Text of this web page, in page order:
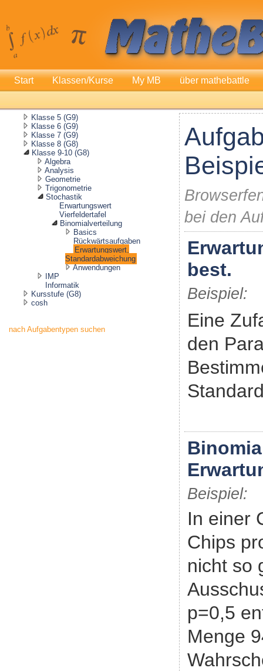
Start Klassen/Kurse My MB über mathebattle
Klasse 5 (G9)
Klasse 6 (G9)
Klasse 7 (G9)
Klasse 8 (G8)
Klasse 9-10 (G8)
Algebra
Analysis
Geometrie
Trigonometrie
Stochastik
Erwartungswert
Vierfeldertafel
Binomialverteilung
Basics
Rückwärtsaufgaben
Erwartungswert,
Standardabweichung
Anwendungen
IMP
Informatik
Kursstufe (G8)
cosh
nach Aufgabentypen suchen
bei den
best.
Beispiel:
Eine
den
Beispiel:
In einer
Chips
nicht so
p=0,5
Menge